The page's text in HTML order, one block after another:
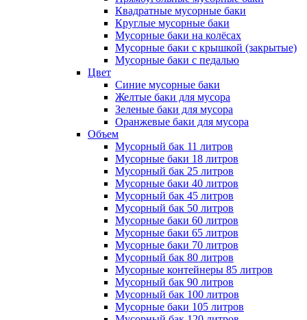
Квадратные мусорные баки
Круглые мусорные баки
Мусорные баки на колёсах
Мусорные баки с крышкой (закрытые)
Мусорные баки с педалью
Цвет
Синие мусорные баки
Желтые баки для мусора
Зеленые баки для мусора
Оранжевые баки для мусора
Объем
Мусорный бак 11 литров
Мусорные баки 18 литров
Мусорный бак 25 литров
Мусорные баки 40 литров
Мусорный бак 45 литров
Мусорный бак 50 литров
Мусорные баки 60 литров
Мусорные баки 65 литров
Мусорные баки 70 литров
Мусорный бак 80 литров
Мусорные контейнеры 85 литров
Мусорный бак 90 литров
Мусорный бак 100 литров
Мусорные баки 105 литров